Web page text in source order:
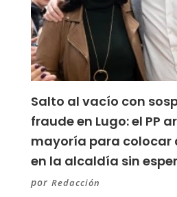
Salto al vacío con
fraude en Lugo: el PP
mayoría para colocar
en la alcaldía sin
por Redacción